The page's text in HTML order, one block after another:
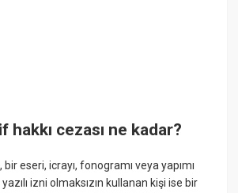
hakkı cezası ne kadar?
bir eseri, icrayı, fonogramı veya yapımı
izni olmaksızın kullanan kişi ise bir